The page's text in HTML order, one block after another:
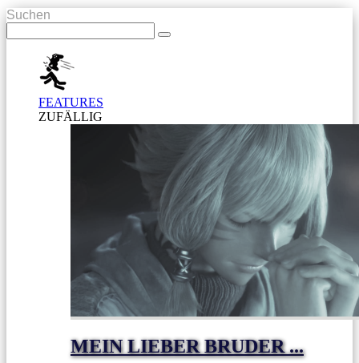
Suchen
FEATURES
ZUFÄLLIG
MEIN LIEBER BRUDER ...